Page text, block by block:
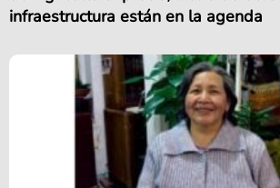
infraestructura están en la agenda